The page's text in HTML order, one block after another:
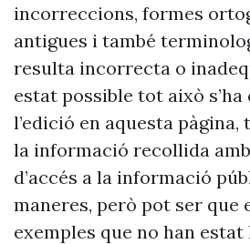
incorreccions, formes
antigues i també
resulta incorrecta o
estat possible tot això
l’edició en aquesta
la informació recollida
d’accés a la informació
maneres, però pot ser que
exemples que no han